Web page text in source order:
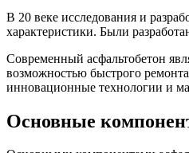
В 20 веке исследования и
характеристики. Были
Современный асфальтобетон
возможностью быстрого
инновационные технологии и
Основные